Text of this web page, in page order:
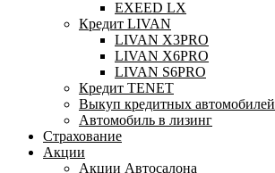
EXEED LX
Кредит LIVAN
LIVAN X3PRO
LIVAN X6PRO
LIVAN S6PRO
Кредит TENET
Выкуп кредитных автомобилей
Автомобиль в лизинг
Страхование
Акции
Акции Автосалона